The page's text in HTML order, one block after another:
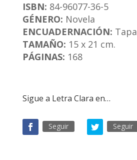
ISBN: 84-96077-36-5
GÉNERO: Novela
ENCUADERNACIÓN:
TAMAÑO: 15 x 21 cm.
PÁGINAS: 168
Sigue a Letra Clara en…
Seguir Seguir